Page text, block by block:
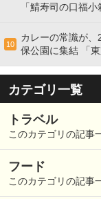
「鯖寿司の口福
10
カレーの常識が、
保公園に集結 「
カテゴリ一覧
トラベル
このカテゴリの記事
フード
このカテゴリの記事